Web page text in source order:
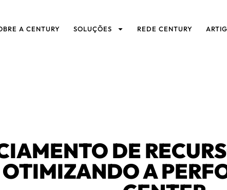
A CENTURY SOLUÇÕES REDE CENTURY
DE
OTIMIZANDO A